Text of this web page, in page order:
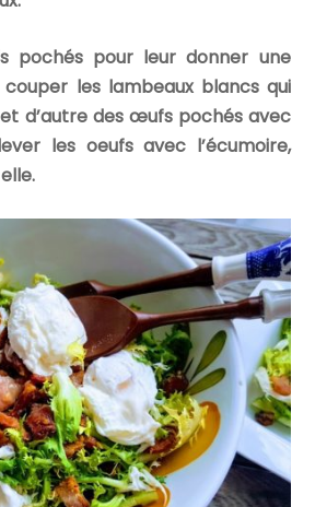
pochés pour leur donner une
les lambeaux blancs qui
d’autre des œufs pochés avec
les oeufs avec l’écumoire,